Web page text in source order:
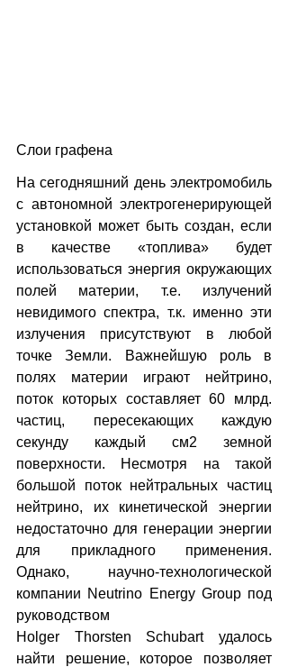
Слои графена
На сегодняшний день электромобиль
с автономной электрогенерирующей
установкой может быть создан, если
в качестве «топлива» будет
использоваться энергия окружающих
полей материи, т.е. излучений
невидимого спектра, т.к. именно эти
излучения присутствуют в любой
точке Земли. Важнейшую роль в
полях материи играют нейтрино,
поток которых составляет 60 млрд.
частиц, пересекающих каждую
секунду каждый см2 земной
поверхности. Несмотря на такой
большой поток нейтральных частиц
нейтрино, их кинетической энергии
недостаточно для генерации энергии
для прикладного применения.
Однако, научно-технологической
компании Neutrino Energy Group под
руководством
Holger Thorsten Schubart удалось
найти решение, которое позволяет